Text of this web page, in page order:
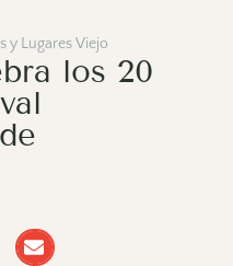
y Lugares Viejo
los 20